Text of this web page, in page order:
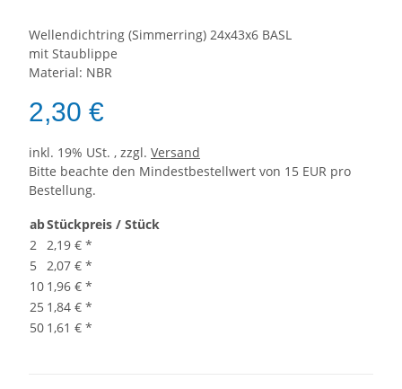
Wellendichtring (Simmerring) 24x43x6 BASL
mit Staublippe
Material: NBR
2,30 €
inkl. 19% USt. , zzgl. Versand
Bitte beachte den Mindestbestellwert von 15 EUR pro
Bestellung.
abStückpreis / Stück
2 2,19 € *
5
2,07 € *
10 1,96 € *
25 1,84 € *
50 1,61 € *